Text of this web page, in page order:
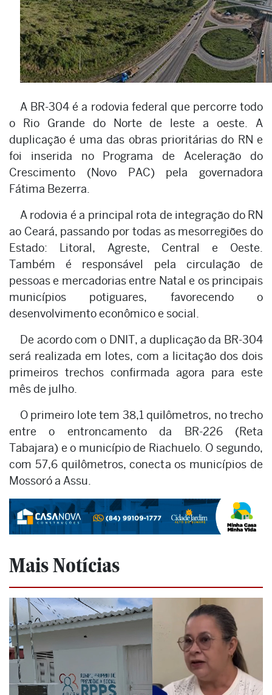
A BR-304 é a rodovia federal que percorre todo
o Rio Grande do Norte de leste a oeste. A
duplicação é uma das obras prioritárias do RN e
foi inserida no Programa de Aceleração do
Crescimento (Novo PAC) pela governadora
Fátima Bezerra.
A rodovia é a principal rota de integração do RN
ao Ceará, passando por todas as mesorregiões do
Estado: Litoral, Agreste, Central e Oeste.
Também é responsável pela circulação de
pessoas e mercadorias entre Natal e os principais
municípios potiguares, favorecendo o
desenvolvimento econômico e social.
De acordo com o DNIT, a duplicação da BR-304
será realizada em lotes, com a licitação dos dois
primeiros trechos confirmada agora para este
mês de julho.
O primeiro lote tem 38,1 quilômetros, no trecho
entre o entroncamento da BR-226 (Reta
Tabajara) e o município de Riachuelo. O segundo,
com 57,6 quilômetros, conecta os municípios de
Mossoró a Assu.
Mais Notícias